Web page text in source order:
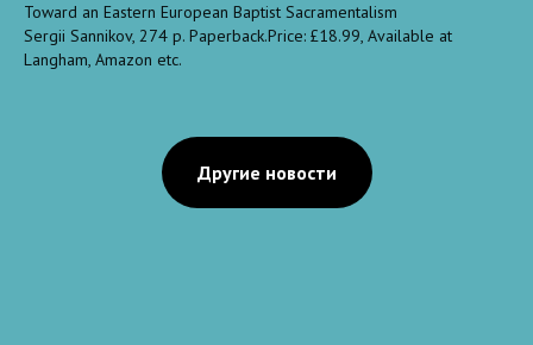
Toward an Eastern European Baptist Sacramentalism
Sergii Sannikov, 274 p. Paperback.Price: £18.99, Available at
Langham, Amazon etc.
Другие новости